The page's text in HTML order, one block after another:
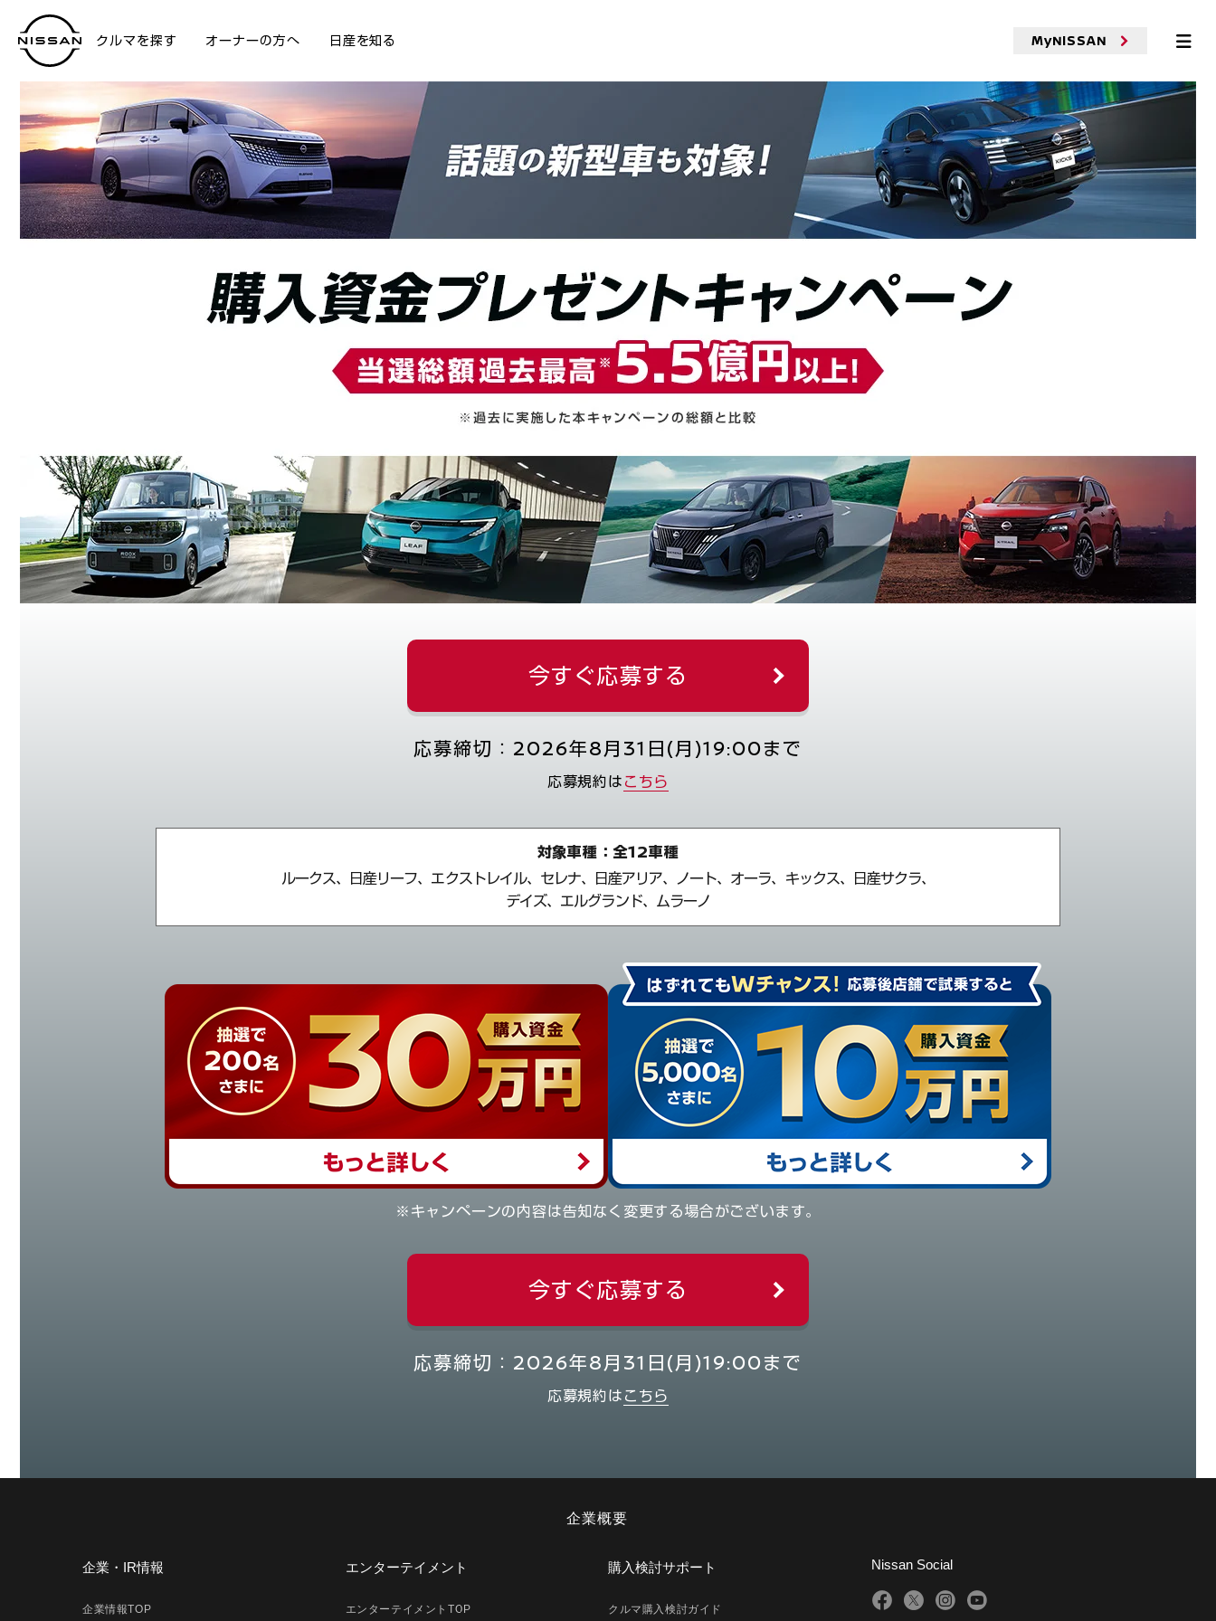
クルマを探す オーナーの方へ 日産を知る MyNISSAN
今すぐ応募する
応募締切：2026年8月31日(月)19:00まで
応募規約は こちら
対象車種：全12車種
ルークス、日産リーフ、エクストレイル、セレナ、
日産アリア、ノート、オーラ、キックス、日産サクラ、
デイズ、エルグランド、ムラーノ
※キャンペーンの内容は告知なく変更する場合がございます。
今すぐ応募する
応募締切：2026年8月31日(月)19:00まで
応募規約は こちら
企業概要
企業・IR情報
企業情報TOP
エンターテイメント
エンターテイメントTOP
購入検討サポート
クルマ購入検討ガイド
Nissan Social